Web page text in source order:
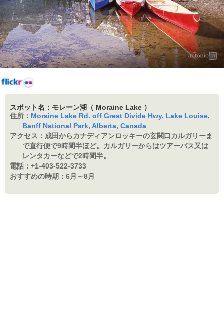
スポット名：モレーン湖（ Moraine Lake ）
住所： Moraine Lake Rd. off Great Divide Hwy, Lake Louise,
Banff National Park, Alberta, Canada
アクセス： 成田からカナディアンロッキーの玄関口カルガリーま
で直行便で9時間半ほど。カルガリーからはツアーバス又は
レンタカーなどで2時間半。
電話： +1-403-522-3733
おすすめの時期： 6月～8月